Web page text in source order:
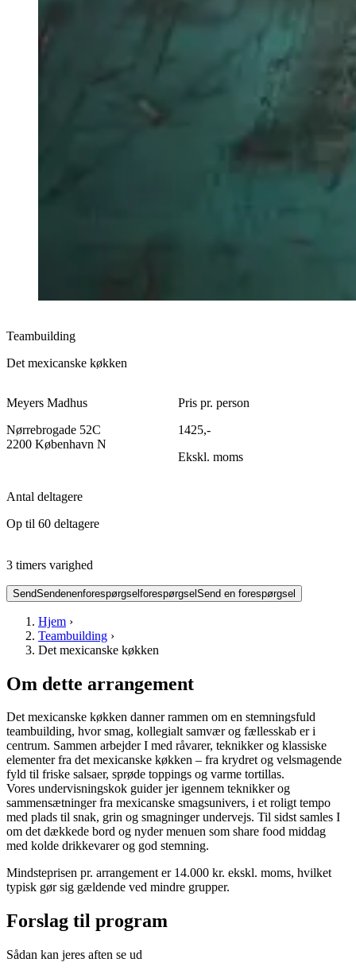
Teambuilding
Det mexicanske køkken
Meyers Madhus
Nørrebrogade 52C
2200 København N
Pris pr. person
1425,-
Ekskl. moms
Antal deltagere
Op til 60 deltagere
3 timers varighed
SendSendenenforespørgselforespørgselSend en forespørgsel
Hjem ›
Teambuilding ›
Det mexicanske køkken
Om dette arrangement
Det mexicanske køkken danner rammen om en stemningsfuld
teambuilding, hvor smag, kollegialt samvær og fællesskab er i
centrum. Sammen arbejder I med råvarer, teknikker og klassiske
elementer fra det mexicanske køkken – fra krydret og velsmagende
fyld til friske salsaer, sprøde toppings og varme tortillas.
Vores undervisningskok guider jer igennem teknikker og
sammensætninger fra mexicanske smagsunivers, i et roligt tempo
med plads til snak, grin og smagninger undervejs. Til sidst samles I
om det dækkede bord og nyder menuen som share food middag
med kolde drikkevarer og god stemning.
Mindsteprisen pr. arrangement er 14.000 kr. ekskl. moms, hvilket
typisk gør sig gældende ved mindre grupper.
Forslag til program
Sådan kan jeres aften se ud